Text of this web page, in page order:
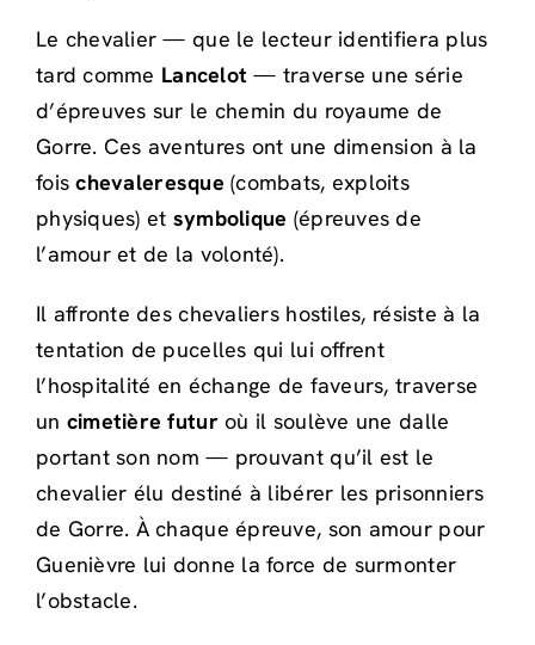
Le chevalier — que le lecteur identifiera plus
tard comme Lancelot — traverse une série
d’épreuves sur le chemin du royaume de
Gorre. Ces aventures ont une dimension à la
foischevaleresque (combats, exploits
physiques) et symbolique (épreuves de
l’amour et de la volonté).
Il affronte des chevaliers hostiles, résiste à la
tentation de pucelles qui lui offrent
l’hospitalité en échange de faveurs, traverse
un cimetière futuroù il soulève une dalle
portant son nom — prouvant qu’il est le
chevalier élu destiné à libérer les prisonniers
de Gorre. À chaque épreuve, son amour pour
Guenièvre lui donne la force de surmonter
l’obstacle.